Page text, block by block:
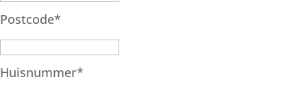
Postcode*
Huisnummer*